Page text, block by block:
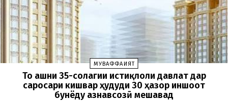
МУВАФФАҚИЯТ
То ҷашни 35-солагии истиқлоли давлат дар
саросари кишвар ҳудуди 30 ҳазор иншоот
бунёду азнавсозӣ мешавад